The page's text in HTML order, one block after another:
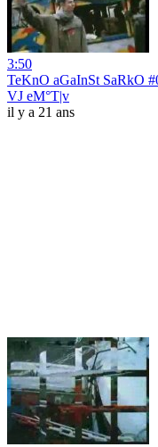
3:50
TeKnO aGaInSt SaRkO
VJ eM°T|v
il y a 21 ans